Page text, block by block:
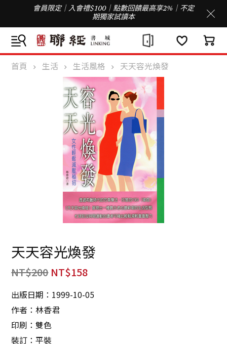
會員限定｜入會禮$100｜點數回饋最高享2%｜不定
期獨家試讀本
首頁 生活 生活風格 天天容光煥發
天天容光煥發
NT$200 NT$158
出版日期：1999-10-05
作者：林香君
印刷：雙色
裝訂：平裝